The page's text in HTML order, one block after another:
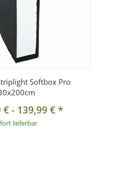
Softbox Pro
€- 139,99 €*
lieferbar